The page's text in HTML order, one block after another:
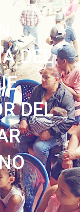
DEL
DEL